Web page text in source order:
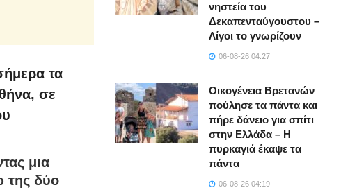
τα
σε
μια
της δύο
νηστεία του
Δεκαπενταύγουστου –
Λίγοι το γνωρίζουν
06-08-26 04:27
Οικογένεια Βρετανών
πούλησε τα πάντα και
πήρε δάνειο για σπίτι
στην Ελλάδα – Η
πυρκαγιά έκαψε τα
πάντα
06-08-26 04:19